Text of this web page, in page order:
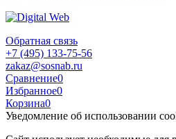
Обратная связь
+7 (495) 133-75-56
zakaz@sosnab.ru
Сравнение0
Избранное0
Корзина0
Уведомление об использовании